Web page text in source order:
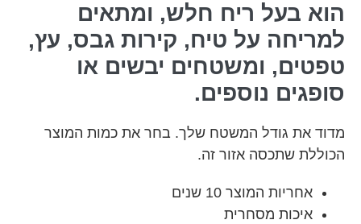
הוא בעל ריח חלש, ומתאים
למריחה על טיח, קירות גבס, עץ,
טפטים, ומשטחים יבשים או
סופגים נוספים.
מדוד את גודל המשטח שלך. בחר את כמות המוצר
הכוללת שתכסה אזור זה.
אחריות המוצר 10 שנים
איכות מסחרית